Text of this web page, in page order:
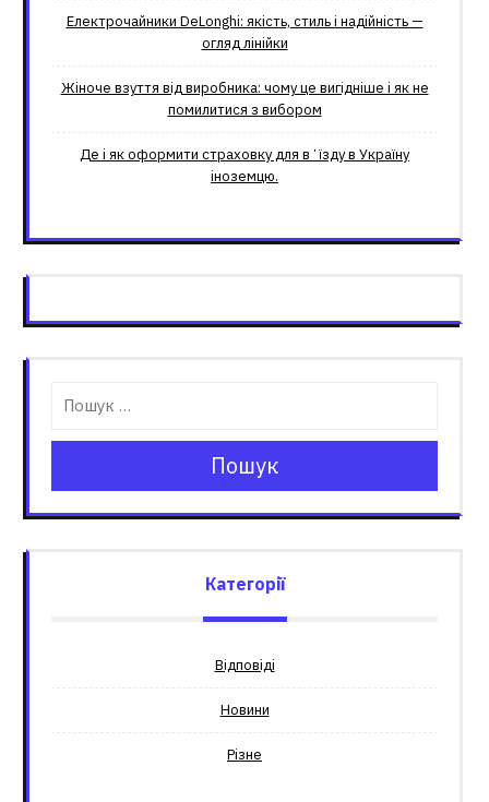
Електрочайники DeLonghi: якість, стиль і надійність —
огляд лінійки
Жіноче взуття від виробника: чому це вигідніше і як не
помилитися з вибором
Де і як оформити страховку для вʼїзду в Україну
іноземцю.
Пошук
Категорії
Відповіді
Новини
Різне